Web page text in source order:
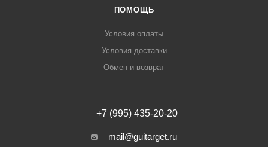
ПОМОЩЬ
Условия оплаты
Условия доставки
Обмен и возврат
+7 (995) 435-20-20
mail@guitarget.ru